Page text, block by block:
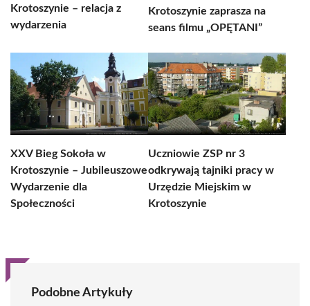
Krotoszynie – relacja z
wydarzenia
Krotoszynie zaprasza na
seans filmu „OPĘTANI”
XXV Bieg Sokoła w
Krotoszynie – Jubileuszowe
Wydarzenie dla
Społeczności
Uczniowie ZSP nr 3
odkrywają tajniki pracy w
Urzędzie Miejskim w
Krotoszynie
Podobne Artykuły